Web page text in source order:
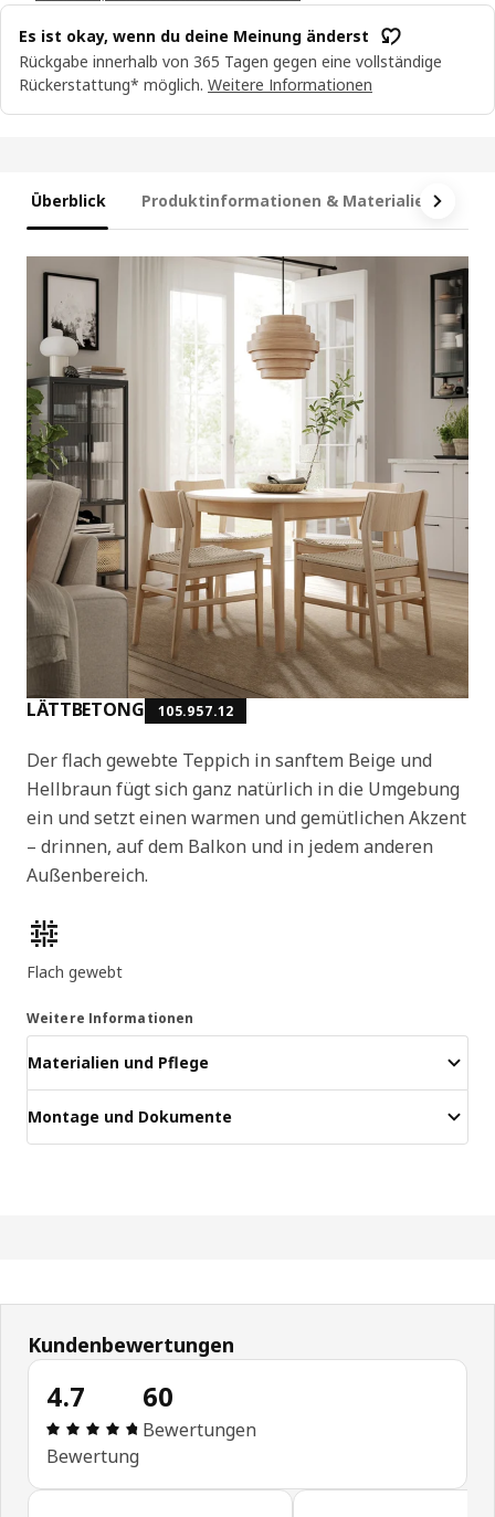
Es ist okay, wenn du deine Meinung änderst
Rückgabe innerhalb von 365 Tagen gegen eine vollständige
Rückerstattung* möglich. Weitere Informationen
Überblick Produktinformationen & Materialien
LÄTTBETONG 105.957.12
Der flach gewebte Teppich in sanftem Beige und
Hellbraun fügt sich ganz natürlich in die Umgebung
ein und setzt einen warmen und gemütlichen Akzent
– drinnen, auf dem Balkon und in jedem anderen
Außenbereich.
Produktmerkmale
Flach gewebt
Weitere Informationen
Materialien und Pflege
Montage und Dokumente
Kundenbewertungen
4.7
Bewertung: 4.7 von 5 Sterne Alle Bewertungen:
Bewertung
60
Bewertungen
Kundenbewertungen überspringen